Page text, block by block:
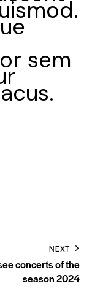
sem
NEXT
concerts of the
season 2024